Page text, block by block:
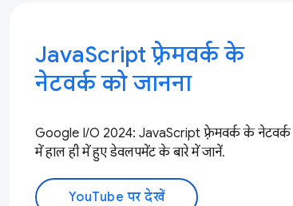
JavaScript फ़्रेमवर्क के
नेटवर्क को जानना
Google I/O 2024: JavaScript फ़्रेमवर्क के नेटवर्क
में हाल ही में हुए डेवलपमेंट के बारे में जानें.
YouTube पर देखें